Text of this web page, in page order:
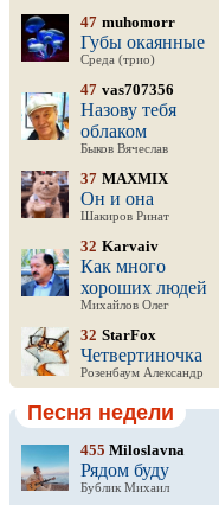
47 muhomorr
Губы окаянные
Среда (трио)
47 vas707356
Назову тебя
облаком
Быков Вячеслав
37 MAXMIX
Он и она
Шакиров Ринат
32 Karvaiv
Как много
хороших людей
Михайлов Олег
32 StarFox
Четвертиночка
Розенбаум Александр
Песня недели
455 Miloslavna
Рядом буду
Бублик Михаил